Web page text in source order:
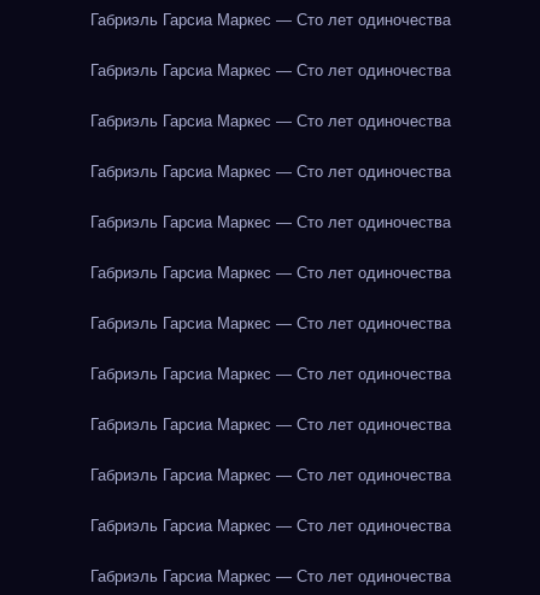
Габриэль Гарсиа Маркес — Сто лет одиночества
Габриэль Гарсиа Маркес — Сто лет одиночества
Габриэль Гарсиа Маркес — Сто лет одиночества
Габриэль Гарсиа Маркес — Сто лет одиночества
Габриэль Гарсиа Маркес — Сто лет одиночества
Габриэль Гарсиа Маркес — Сто лет одиночества
Габриэль Гарсиа Маркес — Сто лет одиночества
Габриэль Гарсиа Маркес — Сто лет одиночества
Габриэль Гарсиа Маркес — Сто лет одиночества
Габриэль Гарсиа Маркес — Сто лет одиночества
Габриэль Гарсиа Маркес — Сто лет одиночества
Габриэль Гарсиа Маркес — Сто лет одиночества